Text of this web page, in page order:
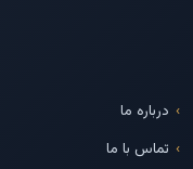
درباره ما
تماس با ما